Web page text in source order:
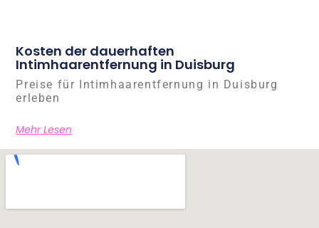
Kosten der dauerhaften
Intimhaarentfernung in Duisburg
Preise für Intimhaarentfernung in Duisburg
erleben
Mehr Lesen